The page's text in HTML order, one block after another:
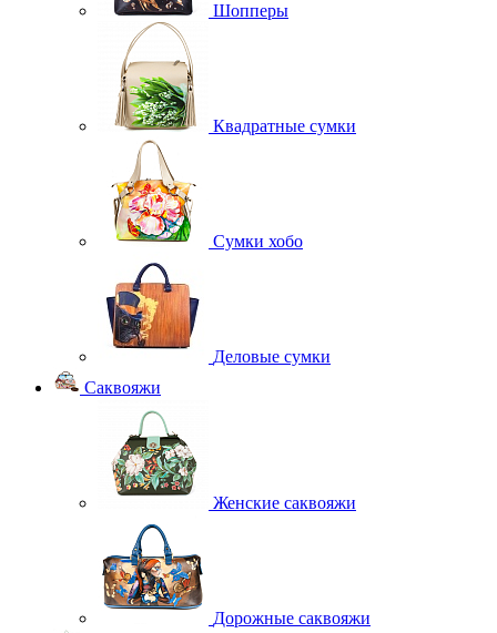
Шопперы
Квадратные сумки
Сумки хобо
Деловые сумки
Саквояжи
Женские саквояжи
Дорожные саквояжи